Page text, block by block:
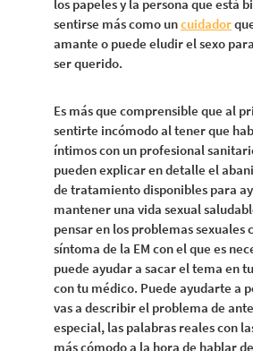
los papeles y la persona que está
sentirse más como uncuidador
amante o puede eludir el sexo
ser querido.
Es más que comprensible que al
sentirte incómodo al tener que
íntimos con un profesional
pueden explicar en detalle el
de tratamiento disponibles para
mantener una vida sexual
pensar en los problemas sexuales
síntoma de la EM con el que es
puede ayudar a sacar el tema en
con tu médico. Puede ayudarte a
vas a describir el problema de
especial, las palabras reales con
más cómodo a la hora de hablar